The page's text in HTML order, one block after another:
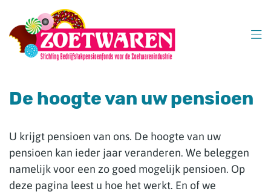
naar
inhoud
gaan
De hoogte van uw pensioen
U krijgt pensioen van ons. De hoogte van uw
pensioen kan ieder jaar veranderen. We beleggen
namelijk voor een zo goed mogelijk pensioen. Op
deze pagina leest u hoe het werkt. En of we